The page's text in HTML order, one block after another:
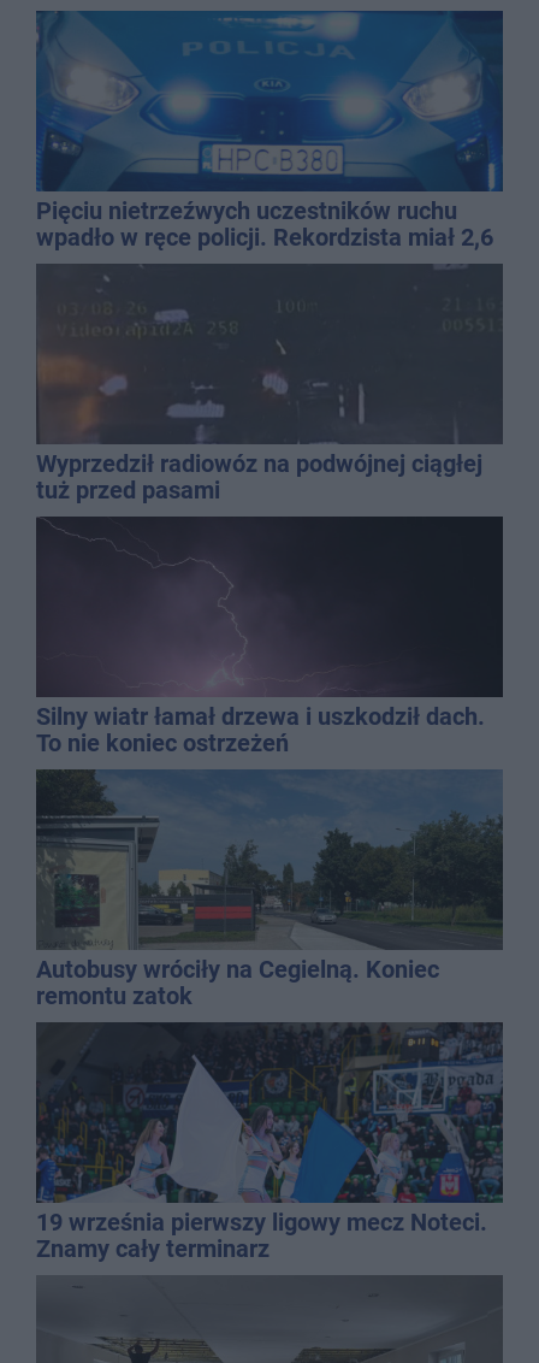
Pięciu nietrzeźwych uczestników ruchu
wpadło w ręce policji. Rekordzista miał 2,6
promila
Wyprzedził radiowóz na podwójnej ciągłej
tuż przed pasami
Silny wiatr łamał drzewa i uszkodził dach.
To nie koniec ostrzeżeń
Autobusy wróciły na Cegielną. Koniec
remontu zatok
19 września pierwszy ligowy mecz Noteci.
Znamy cały terminarz